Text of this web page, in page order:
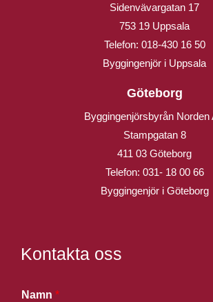
Sidenvävargatan 17
753 19 Uppsala
Telefon: 018-430 16 50
Byggingenjör i Uppsala
Göteborg
Byggingenjörsbyrån Norden
Stampgatan 8
411 03 Göteborg
Telefon: 031- 18 00 66
Byggingenjör i Göteborg
Kontakta oss
Namn *